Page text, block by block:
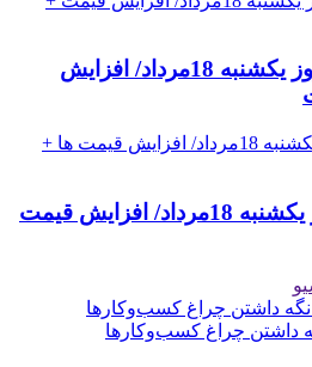
قیمت طلای 18عیار امروز یکشنبه 18مرداد/ افزایش
قیمت طلا و سکه امروز یکشنبه 18مرداد/ افزایش قیمت